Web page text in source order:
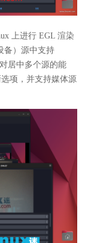
上进行 EGL 渲染
备）源中支持
居中多个源的能
项，并支持媒体源